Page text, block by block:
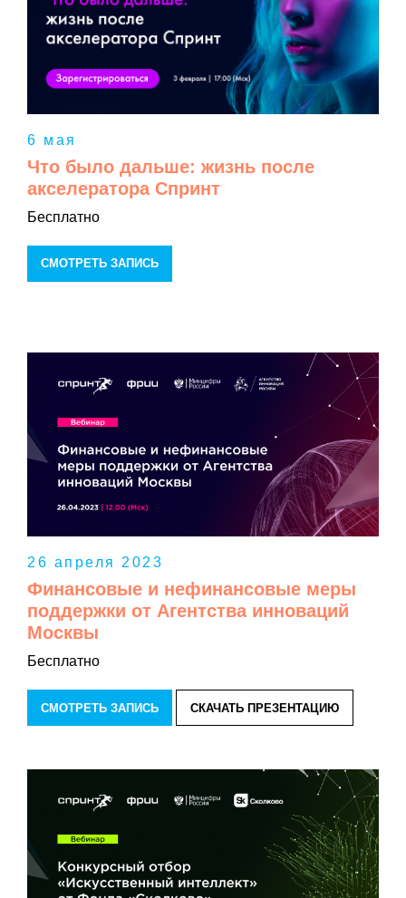
6 мая
Что было дальше: жизнь после
акселератора Спринт
Бесплатно
СМОТРЕТЬ ЗАПИСЬ
26 апреля 2023
Финансовые и нефинансовые меры
поддержки от Агентства инноваций
Москвы
Бесплатно
СМОТРЕТЬ ЗАПИСЬ СКАЧАТЬ ПРЕЗЕНТАЦИЮ